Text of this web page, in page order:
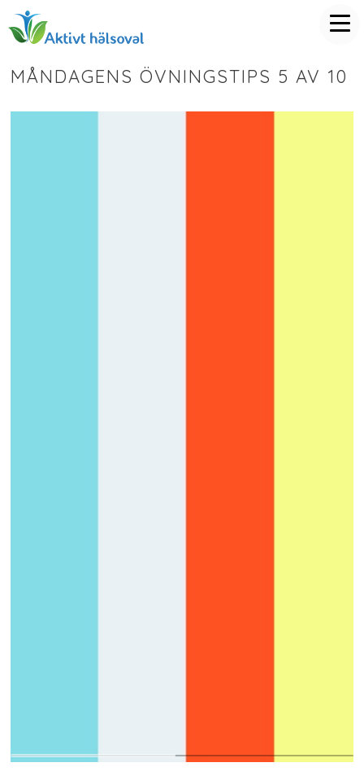
MÅNDAGENS ÖVNINGSTIPS 5 AV 10